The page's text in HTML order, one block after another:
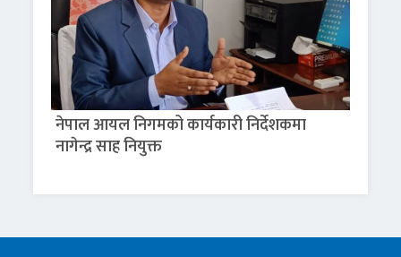
नेपाल आयल निगमको कार्यकारी निर्देशकमा
नागेन्द्र साह नियुक्त